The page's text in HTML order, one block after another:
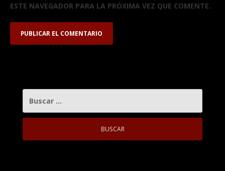
ESTE NAVEGADOR PARA LA PRÓXIMA VEZ QUE COMENTE.